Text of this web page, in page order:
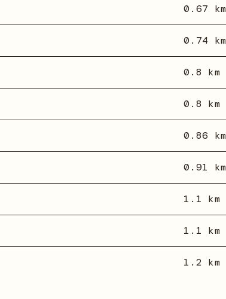
0.67 km
0.74 km
0.8 km
0.8 km
0.86 km
0.91 km
1.1 km
1.1 km
1.2 km